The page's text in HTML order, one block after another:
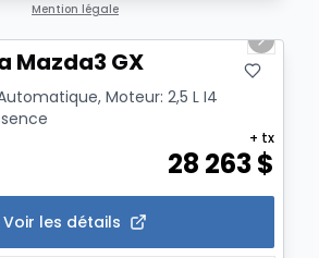
Mention légale
Next
Mazda3 GX
Moteur: 2,5 L I4
28 263$
+ tx
Voir les détails